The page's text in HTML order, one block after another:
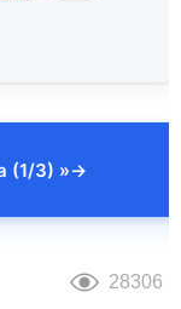
(1/3) »
28306